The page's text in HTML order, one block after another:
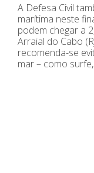
A Defesa Civil
marítima neste
podem chegar a
Arraial do Cabo
recomenda-se
mar – como